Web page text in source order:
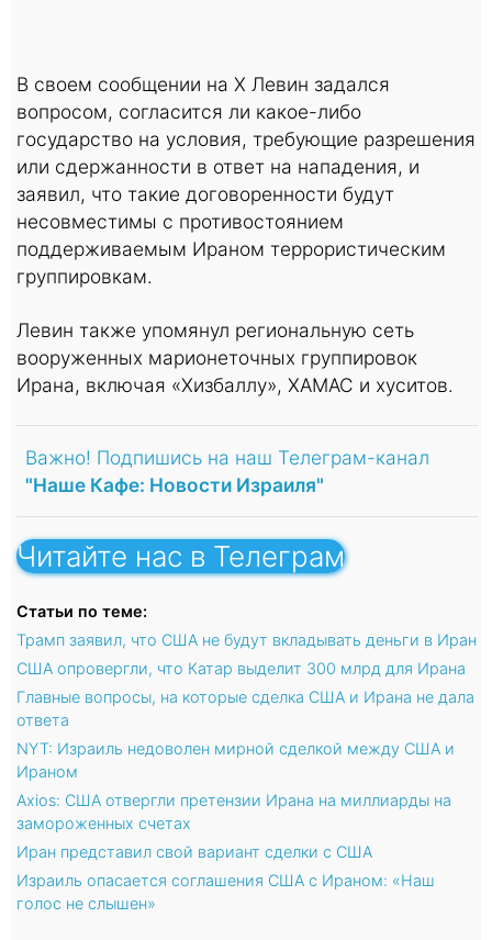
В своем сообщении на X Левин задался
вопросом, согласится ли какое-либо
государство на условия, требующие разрешения
или сдержанности в ответ на нападения, и
заявил, что такие договоренности будут
несовместимы с противостоянием
поддерживаемым Ираном террористическим
группировкам.
Левин также упомянул региональную сеть
вооруженных марионеточных группировок
Ирана, включая «Хизбаллу», ХАМАС и хуситов.
Важно! Подпишись на наш Телеграм-канал
"Наше Кафе: Новости Израиля"
Читайте нас в Телеграм
Статьи по теме:
Трамп заявил, что США не будут вкладывать деньги в Иран
США опровергли, что Катар выделит 300 млрд для Ирана
Главные вопросы, на которые сделка США и Ирана не дала
ответа
NYT: Израиль недоволен мирной сделкой между США и
Ираном
Axios: США отвергли претензии Ирана на миллиарды на
замороженных счетах
Иран представил свой вариант сделки с США
Израиль опасается соглашения США с Ираном: «Наш
голос не слышен»